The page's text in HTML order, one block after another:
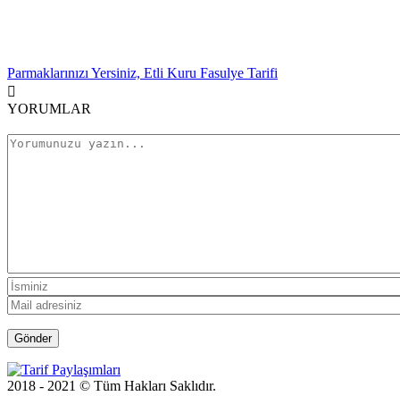
Parmaklarınızı Yersiniz, Etli Kuru Fasulye Tarifi
YORUMLAR
2018 - 2021 © Tüm Hakları Saklıdır.